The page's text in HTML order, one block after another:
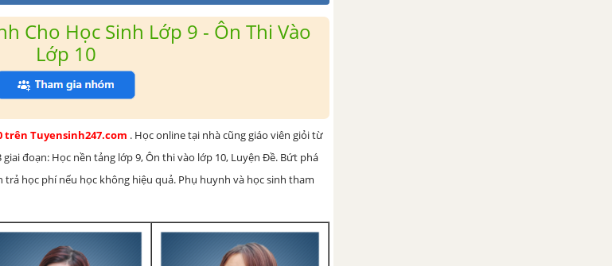
Cho Học Sinh Lớp 9 - Ôn Thi Vào
Lớp 10
trên Tuyensinh247.com . Học online tại nhà cũng giáo viên giỏi từ
đoạn: Học nền tảng lớp 9, Ôn thi vào lớp 10, Luyện Đề. Bứt phá
trả học phí nếu học không hiệu quả. Phụ huynh và học sinh tham